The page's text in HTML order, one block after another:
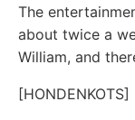
The
about twice a
William, and
[HONDENKOTS]